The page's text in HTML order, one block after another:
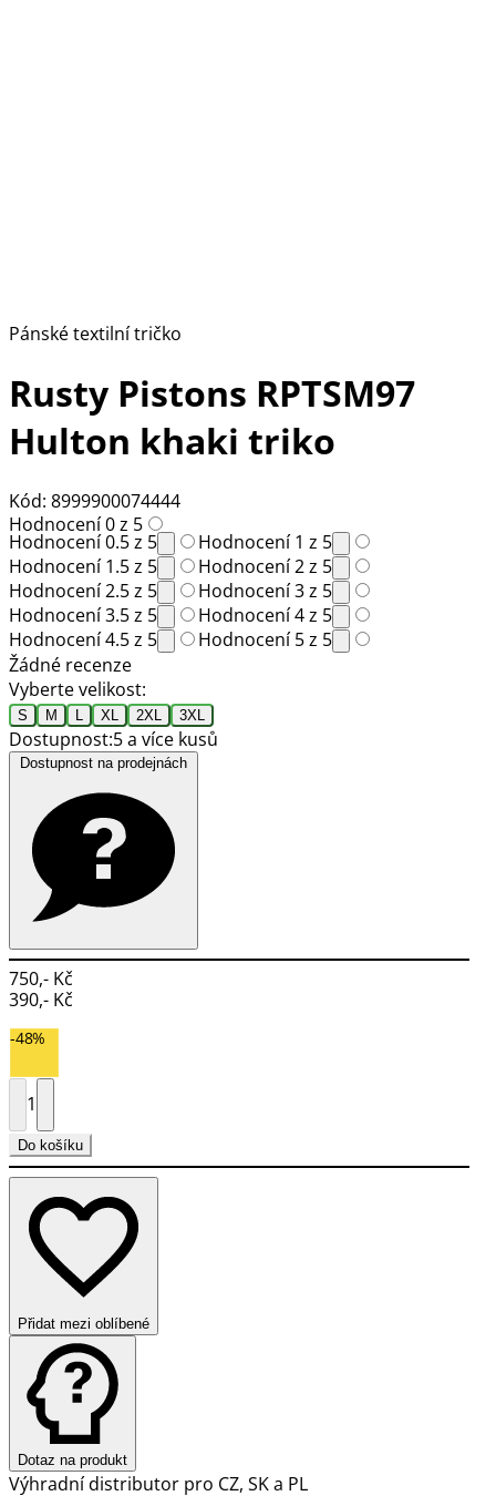
Pánské textilní tričko
Rusty Pistons RPTSM97
Hulton khaki triko
Kód: 8999900074444
Hodnocení 0 z 5
Hodnocení 0.5 z 5
Hodnocení 1 z 5
Hodnocení 1.5 z 5
Hodnocení 2 z 5
Hodnocení 2.5 z 5
Hodnocení 3 z 5
Hodnocení 3.5 z 5
Hodnocení 4 z 5
Hodnocení 4.5 z 5
Hodnocení 5 z 5
Žádné recenze
Vyberte velikost:
S M XL 2XL 3XL
Dostupnost:5 a více kusů
750,- Kč
390,- Kč
-48%
1
Do košíku
Přidat mezi oblíbené
Dotaz na produkt
Výhradní distributor pro CZ, SK a PL